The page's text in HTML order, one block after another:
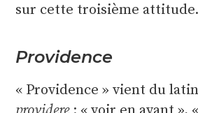
sur cette troisième attitude.
Providence
« Providence » vient du latin